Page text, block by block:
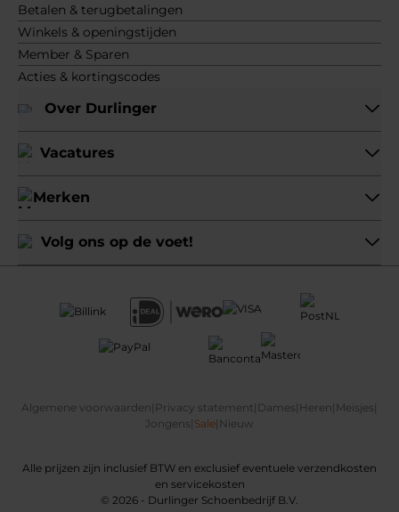
Betalen & terugbetalingen
Winkels & openingstijden
Member & Sparen
Acties & kortingscodes
Over Durlinger
Vacatures
Merken
Volg ons op de voet!
Algemene voorwaarden Privacy statement Dames Heren Meisjes
Jongens Sale Nieuw
Alle prijzen zijn inclusief BTW en exclusief eventuele verzendkosten
en servicekosten
© 2026 - Durlinger Schoenbedrijf B.V.